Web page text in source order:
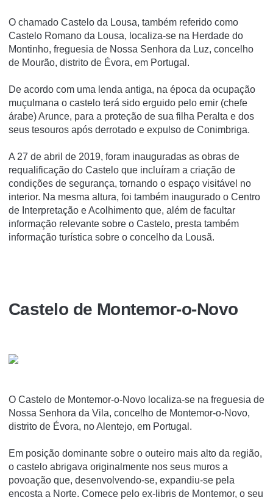
O chamado Castelo da Lousa, também referido como
Castelo Romano da Lousa, localiza-se na Herdade do
Montinho, freguesia de Nossa Senhora da Luz, concelho
de Mourão, distrito de Évora, em Portugal.
De acordo com uma lenda antiga, na época da ocupação
muçulmana o castelo terá sido erguido pelo emir (chefe
árabe) Arunce, para a proteção de sua filha Peralta e dos
seus tesouros após derrotado e expulso de Conimbriga.
A 27 de abril de 2019, foram inauguradas as obras de
requalificação do Castelo que incluíram a criação de
condições de segurança, tornando o espaço visitável no
interior. Na mesma altura, foi também inaugurado o Centro
de Interpretação e Acolhimento que, além de facultar
informação relevante sobre o Castelo, presta também
informação turística sobre o concelho da Lousã.
Castelo de Montemor-o-Novo
O Castelo de Montemor-o-Novo localiza-se na freguesia de
Nossa Senhora da Vila, concelho de Montemor-o-Novo,
distrito de Évora, no Alentejo, em Portugal.
Em posição dominante sobre o outeiro mais alto da região,
o castelo abrigava originalmente nos seus muros a
povoação que, desenvolvendo-se, expandiu-se pela
encosta a Norte. Comece pelo ex-libris de Montemor, o seu